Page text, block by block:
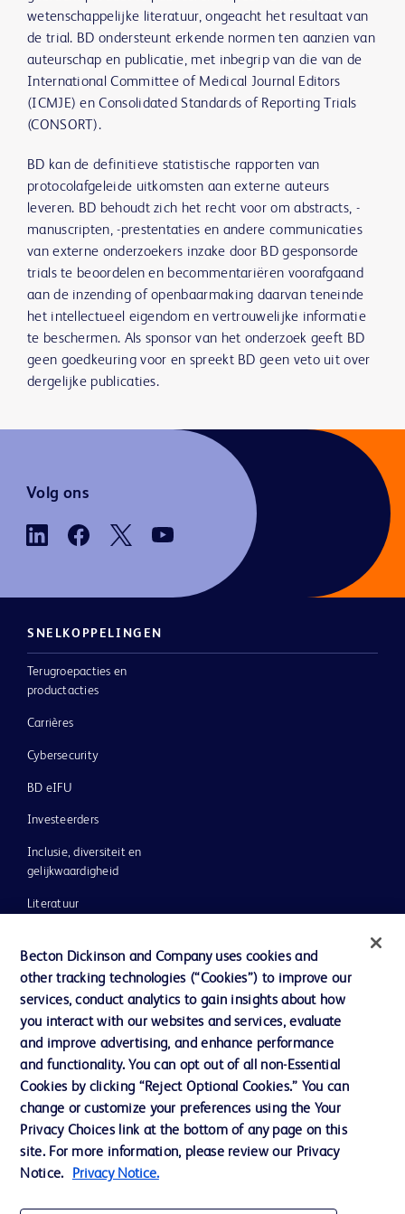
wetenschappelijke literatuur, ongeacht het resultaat van
de trial. BD ondersteunt erkende normen ten aanzien van
auteurschap en publicatie, met inbegrip van die van de
International Committee of Medical Journal Editors
(ICMJE) en Consolidated Standards of Reporting Trials
(CONSORT).
BD kan de definitieve statistische rapporten van
protocolafgeleide uitkomsten aan externe auteurs
leveren. BD behoudt zich het recht voor om abstracts, -
manuscripten, -prestentaties en andere communicaties
van externe onderzoekers inzake door BD gesponsorde
trials te beoordelen en becommentariëren voorafgaand
aan de inzending of openbaarmaking daarvan teneinde
het intellectueel eigendom en vertrouwelijke informatie
te beschermen. Als sponsor van het onderzoek geeft BD
geen goedkeuring voor en spreekt BD geen veto uit over
dergelijke publicaties.
Volg ons
SNELKOPPELINGEN
Terugroepacties en
productacties
Carrières
Cybersecurity
BD eIFU
Investeerders
Inclusie, diversiteit en
gelijkwaardigheid
Literatuur
Ons bedrijf
Ethics & Compliance
Contact met ons opnemen
Cookievoorkeuren
Privacybeleid
Becton Dickinson and Company uses cookies and
other tracking technologies (“Cookies”) to improve our
services, conduct analytics to gain insights about how
you interact with our websites and services, evaluate
and improve advertising, and enhance performance
and functionality. You can opt out of all non-Essential
Cookies by clicking “Reject Optional Cookies.” You can
change or customize your preferences using the Your
Privacy Choices link at the bottom of any page on this
site. For more information, please review our Privacy
Notice.
Privacy Notice.